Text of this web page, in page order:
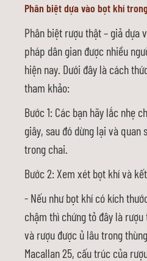
Phân biệt dựa vào bọt khí
Phân biệt rượu thật – giả dựa
pháp dân gian được nhiều
hiện nay. Dưới đây là cách
tham khảo:
Bước 1: Các bạn hãy lắc nhẹ
giây, sau đó dừng lại và quan
trong chai.
Bước 2: Xem xét bọt khí và
- Nếu như bọt khí có kích
chậm thì chứng tỏ đây là
và rượu được ủ lâu trong
Macallan 25, cấu trúc của